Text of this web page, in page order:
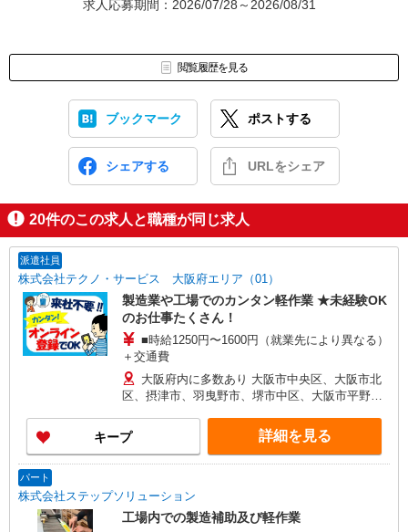
求人応募期間：2026/07/28～2026/08/31
閲覧履歴を見る
ブックマーク ポストする
シェアする URLをシェア
20件のこの求人と職種が同じ求人
派遣社員
株式会社テクノ・サービス 大阪府エリア（01）
製造業や工場でのカンタン軽作業 ★未経験OK
のお仕事たくさん！
■時給1250円〜1600円（就業先により異なる）
＋交通費
大阪府内に多数あり 大阪市中央区、大阪市北
区、摂津市、羽曳野市、堺市中区、大阪市平野区
キープ 詳細を見る
パート
株式会社ステップソリューション
工場内での製造補助及び軽作業